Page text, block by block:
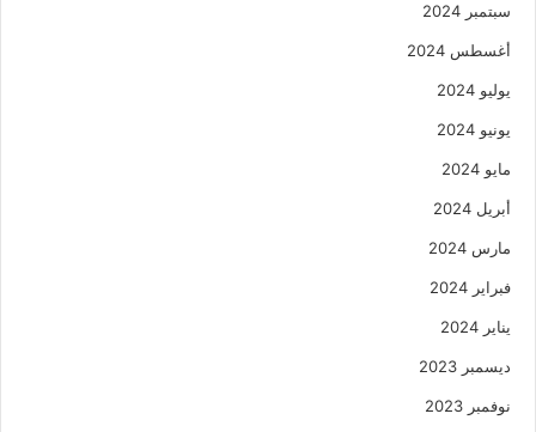
سبتمبر 2024
أغسطس 2024
يوليو 2024
يونيو 2024
مايو 2024
أبريل 2024
مارس 2024
فبراير 2024
يناير 2024
ديسمبر 2023
نوفمبر 2023